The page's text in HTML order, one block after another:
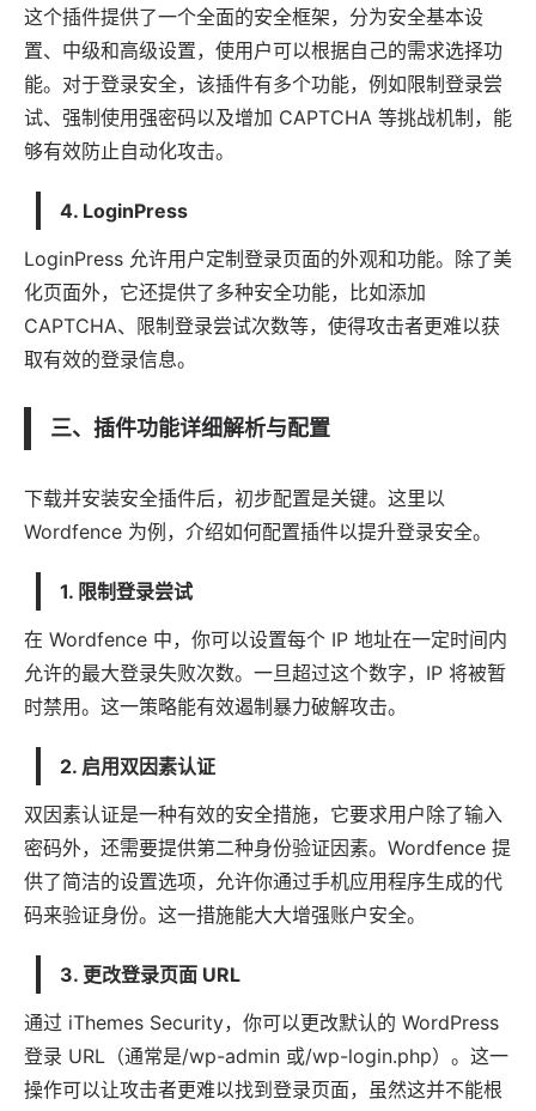
这个插件提供了一个全面的安全框架，分为安全基本设
置、中级和高级设置，使用户可以根据自己的需求选择功
能。对于登录安全，该插件有多个功能，例如限制登录尝
试、强制使用强密码以及增加 CAPTCHA 等挑战机制，能
够有效防止自动化攻击。
4. LoginPress
LoginPress 允许用户定制登录页面的外观和功能。除了美
化页面外，它还提供了多种安全功能，比如添加
CAPTCHA、限制登录尝试次数等，使得攻击者更难以获
取有效的登录信息。
三、插件功能详细解析与配置
下载并安装安全插件后，初步配置是关键。这里以
Wordfence 为例，介绍如何配置插件以提升登录安全。
1. 限制登录尝试
在 Wordfence 中，你可以设置每个 IP 地址在一定时间内
允许的最大登录失败次数。一旦超过这个数字，IP 将被暂
时禁用。这一策略能有效遏制暴力破解攻击。
2. 启用双因素认证
双因素认证是一种有效的安全措施，它要求用户除了输入
密码外，还需要提供第二种身份验证因素。Wordfence 提
供了简洁的设置选项，允许你通过手机应用程序生成的代
码来验证身份。这一措施能大大增强账户安全。
3. 更改登录页面 URL
通过 iThemes Security，你可以更改默认的 WordPress
登录 URL（通常是/wp-admin 或/wp-login.php）。这一
操作可以让攻击者更难以找到登录页面，虽然这并不能根